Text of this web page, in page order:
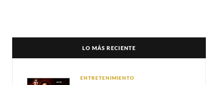
LO MÁS RECIENTE
ENTRETENIMIENTO